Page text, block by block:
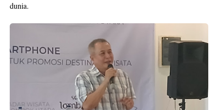
dunia.